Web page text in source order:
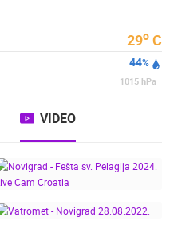
29o C
44%
1015 hPa
VIDEO